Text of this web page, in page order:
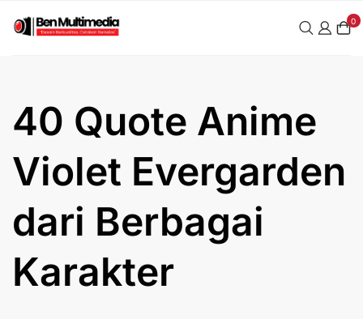
0
40 Quote Anime
Violet Evergarden
dari Berbagai
Karakter